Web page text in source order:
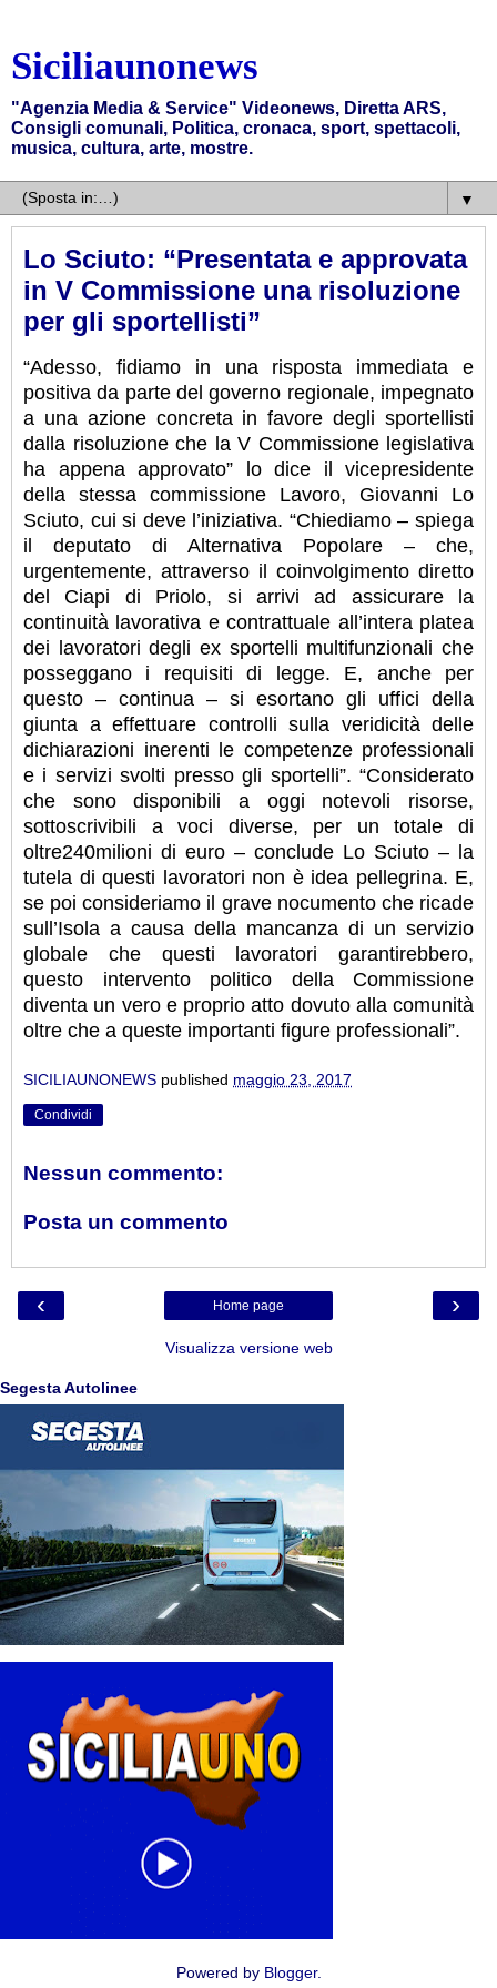
Siciliaunonews
"Agenzia Media & Service" Videonews, Diretta ARS,
Consigli comunali, Politica, cronaca, sport, spettacoli,
musica, cultura, arte, mostre.
▼
Lo Sciuto: “Presentata e approvata
in V Commissione una risoluzione
per gli sportellisti”
“Adesso, fidiamo in una risposta immediata e
positiva da parte del governo regionale, impegnato
a una azione concreta in favore degli sportellisti
dalla risoluzione che la V Commissione legislativa
ha appena approvato” lo dice il vicepresidente
della stessa commissione Lavoro, Giovanni Lo
Sciuto, cui si deve l’iniziativa. “Chiediamo – spiega
il deputato di Alternativa Popolare – che,
urgentemente, attraverso il coinvolgimento diretto
del Ciapi di Priolo, si arrivi ad assicurare la
continuità lavorativa e contrattuale all’intera platea
dei lavoratori degli ex sportelli multifunzionali che
posseggano i requisiti di legge. E, anche per
questo – continua – si esortano gli uffici della
giunta a effettuare controlli sulla veridicità delle
dichiarazioni inerenti le competenze professionali
e i servizi svolti presso gli sportelli”. “Considerato
che sono disponibili a oggi notevoli risorse,
sottoscrivibili a voci diverse, per un totale di
oltre240milioni di euro – conclude Lo Sciuto – la
tutela di questi lavoratori non è idea pellegrina. E,
se poi consideriamo il grave nocumento che ricade
sull’Isola a causa della mancanza di un servizio
globale che questi lavoratori garantirebbero,
questo intervento politico della Commissione
diventa un vero e proprio atto dovuto alla comunità
oltre che a queste importanti figure professionali”.
SICILIAUNONEWS published maggio 23, 2017
Condividi
Nessun commento:
Posta un commento
‹ ›
Home page
Visualizza versione web
Segesta Autolinee
Powered by Blogger.